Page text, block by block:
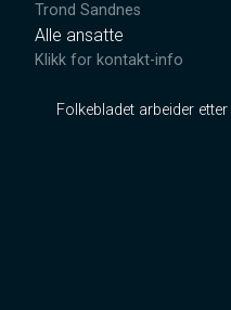
Trond Sandnes
Alle ansatte
Klikk for kontakt-info
Folkebladet arbeider etter